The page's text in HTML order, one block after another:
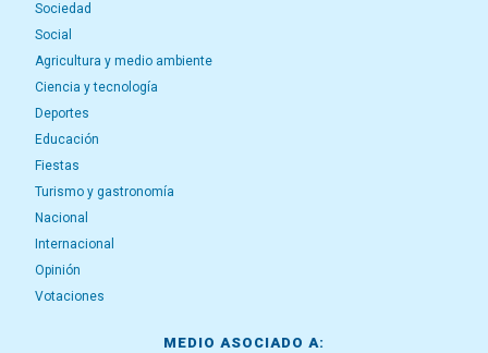
Sociedad
Social
Agricultura y medio ambiente
Ciencia y tecnología
Deportes
Educación
Fiestas
Turismo y gastronomía
Nacional
Internacional
Opinión
Votaciones
MEDIO ASOCIADO A: